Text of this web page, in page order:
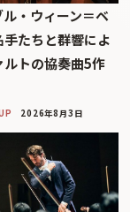
・ウィーン＝ベ
手たちと群響によ
ルトの協奏曲5作
2026年8月3日